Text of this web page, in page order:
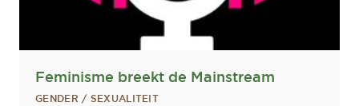
Feminisme breekt de Mainstream
GENDER / SEXUALITEIT